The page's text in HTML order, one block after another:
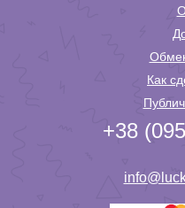
Как
+38